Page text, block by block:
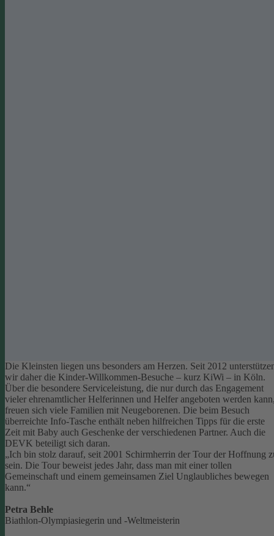
Die Kleinsten liegen uns besonders am Herzen. Seit 2012
wir daher die Kinder-Willkommen-Besuche – kurz KiWi – in Köln.
Über die besondere Serviceleistung, die nur durch das Engagement
vieler ehrenamtlicher Helferinnen und Helfer angeboten werden
freuen sich viele Familien mit Neugeborenen. Die beim Besuch
überreichte Info-Tasche enthält neben hilfreichen Tipps für die erste
Zeit mit Baby auch Geschenke der verschiedenen Partner. Auch die
DEVK beteiligt sich daran.
„Ich bin stolz darauf, seit 2001 Schirmherrin der Tour der Hoffnung
sein. Die Tour beweist jedes Jahr, dass man mit einer tollen
Gemeinschaft und einem gemeinsamen Ziel Unglaubliches bewegen
kann.“
Petra Behle
Biathlon-Olympiasiegerin und -Weltmeisterin